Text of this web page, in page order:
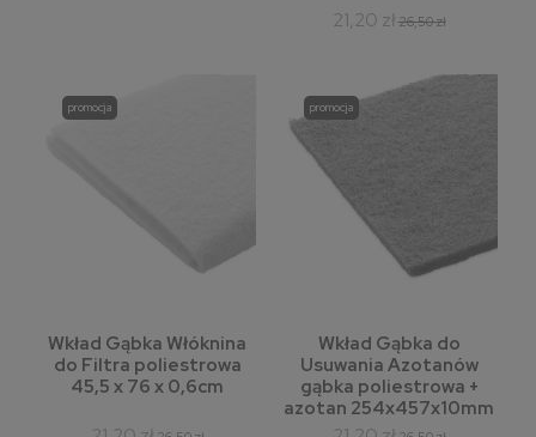
21,20 zł 26,50 zł
Wkład Gąbka Włóknina
do Filtra poliestrowa
45,5 x 76 x 0,6cm
promocja
Wkład Gąbka do
Usuwania Azotanów
gąbka poliestrowa +
azotan 254x457x10mm
promocja